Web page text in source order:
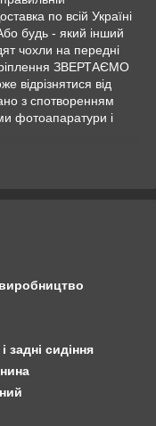
по всій Україні
будь - який інший
чохли на передні
ЗВЕРТАЄМО
відрізнятися від
з спотворенням
фотоапаратури і
задні сидіння